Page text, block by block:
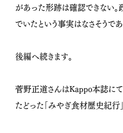
があった形跡は確認できない
でいたという事実はなさそうであ
後編へ続きます。
菅野正道さんはKappo本誌に
たどった「みやぎ食材歴史紀行